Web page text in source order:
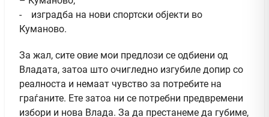
- изградба на нови спортски објекти во
Куманово.
За жал, сите овие мои предлози се одбиени од
Владата, затоа што очигледно изгубиле допир со
реалноста и немаат чувство за потребите на
граѓаните. Ете затоа ни се потребни предвремени
избори и нова Влада. За да престанеме да губиме,